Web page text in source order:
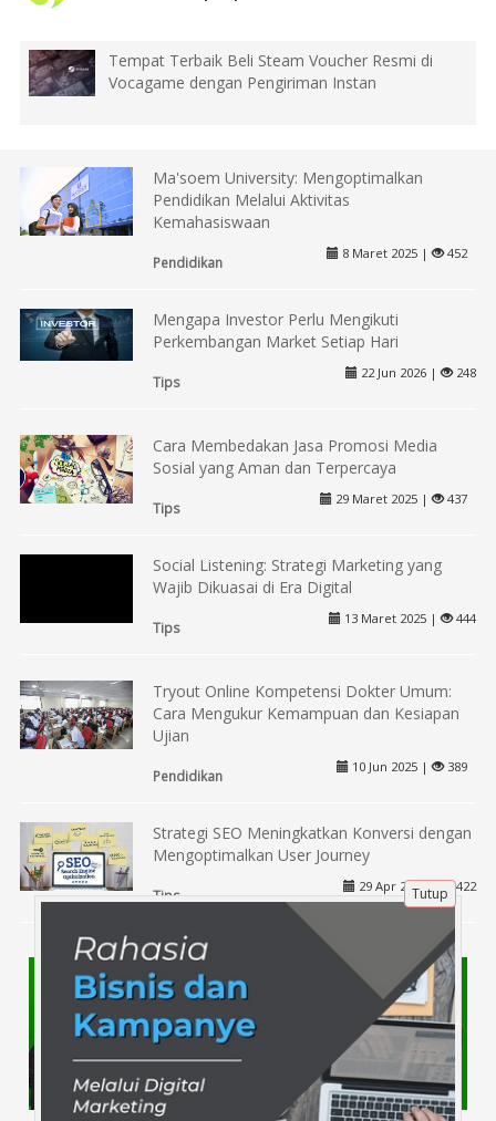
Tempat Terbaik Beli Steam Voucher Resmi di
Vocagame dengan Pengiriman Instan
Ma'soem University: Mengoptimalkan
Pendidikan Melalui Aktivitas
Kemahasiswaan
Pendidikan
8 Maret 2025 | 452
Mengapa Investor Perlu Mengikuti
Perkembangan Market Setiap Hari
Tips
22 Jun 2026 | 248
Cara Membedakan Jasa Promosi Media
Sosial yang Aman dan Terpercaya
Tips
29 Maret 2025 | 437
Social Listening: Strategi Marketing yang
Wajib Dikuasai di Era Digital
Tips
13 Maret 2025 | 444
Tryout Online Kompetensi Dokter Umum:
Cara Mengukur Kemampuan dan Kesiapan
Ujian
Pendidikan
10 Jun 2025 | 389
Strategi SEO Meningkatkan Konversi dengan
Mengoptimalkan User Journey
Tips
29 Apr 2025 | 422
Tutup